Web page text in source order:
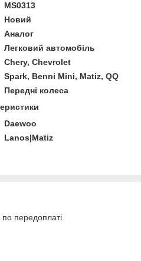
MS0313
Новий
Аналог
Легковий автомобіль
Chery, Chevrolet
Spark, Benni Mini, Matiz, QQ
Передні колеса
Daewoo
Lanos|Matiz
по передоплаті.